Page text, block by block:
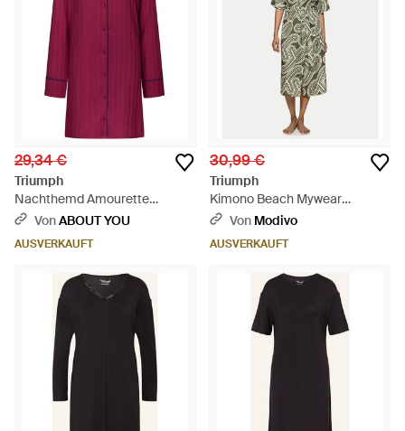
29,34 €
Triumph
Nachthemd Amourette
Jacquard - Lila
VonABOUT YOU
AUSVERKAUFT
30,99 €
Triumph
Kimono Beach Mywear
10222618 Relaxed Fit - Grün
Von Modivo
AUSVERKAUFT